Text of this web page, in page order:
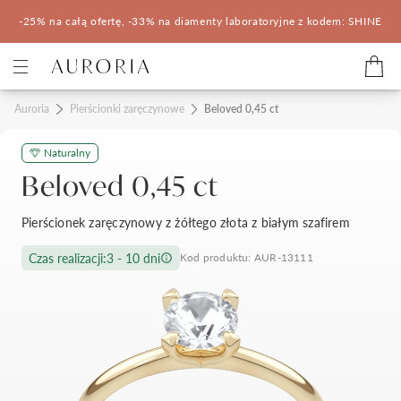
-25% na całą ofertę, -33% na diamenty laboratoryjne z kodem: SHINE
Kategorie
Pierścionki zaręczynowe
Pomocne
Konfigurator 3D
Salony Auroria
Salon Auroria Arkadia
Korzyści z zakupu
Auroria Pierścionki zaręczynowe Beloved 0,45 ct
Naturalny
Beloved 0,45 ct
Pierścionek zaręczynowy z żółtego złota z białym szafirem
Czas realizacji:3 - 10 dni Kod produktu: AUR-13111